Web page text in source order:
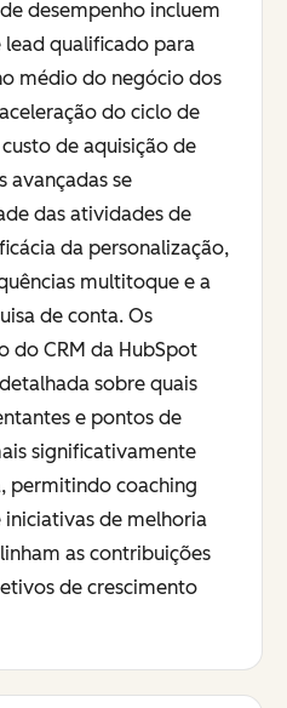
desempenho incluem
lead qualificado para
médio do negócio dos
do ciclo de
de aquisição de
avançadas se
das atividades de
da personalização,
multitoque e a
de conta. Os
do CRM da HubSpot
sobre quais
e pontos de
significativamente
permitindo coaching
de melhoria
as contribuições
de crescimento